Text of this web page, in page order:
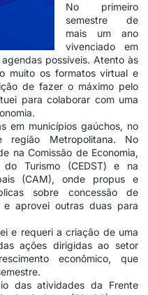
No primeiro
semestre de
mais um ano
vivenciado em
possíveis. Atento às
muito os formatos virtual e
de fazer o máximo pelo
para colaborar com uma
em municípios gaúchos, no
região Metropolitana. No
na Comissão de Economia,
do Turismo (CEDST) e na
(CAM), onde propus e
sobre concessão de
aprovei outras duas para
e requeri a criação de uma
ações dirigidas ao setor
econômico, que
das atividades da Frente